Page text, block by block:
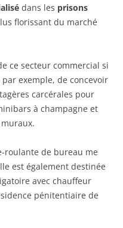
dans les prisons
florissant du marché
ce secteur commercial si
exemple, de concevoir
carcérales pour
à champagne et
roulante de bureau me
est également destinée
avec chauffeur
pénitentiaire de